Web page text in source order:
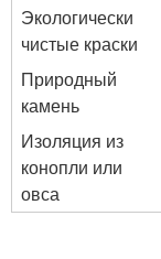
Экологически
чистые краски
Природный
камень
Изоляция из
конопли или
овса